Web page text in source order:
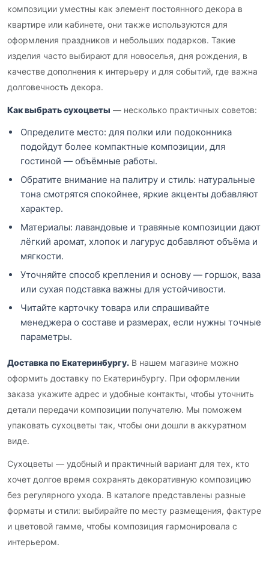
композиции уместны как элемент постоянного декора в
квартире или кабинете, они также используются для
оформления праздников и небольших подарков. Такие
изделия часто выбирают для новоселья, дня рождения, в
качестве дополнения к интерьеру и для событий, где важна
долговечность декора.
Как выбрать сухоцветы — несколько практичных советов:
Определите место: для полки или подоконника
подойдут более компактные композиции, для
гостиной — объёмные работы.
Обратите внимание на палитру и стиль: натуральные
тона смотрятся спокойнее, яркие акценты добавляют
характер.
Материалы: лавандовые и травяные композиции дают
лёгкий аромат, хлопок и лагурус добавляют объёма и
мягкости.
Уточняйте способ крепления и основу — горшок, ваза
или сухая подставка важны для устойчивости.
Читайте карточку товара или спрашивайте
менеджера о составе и размерах, если нужны точные
параметры.
Доставка по Екатеринбургу. В нашем магазине можно
оформить доставку по Екатеринбургу. При оформлении
заказа укажите адрес и удобные контакты, чтобы уточнить
детали передачи композиции получателю. Мы поможем
упаковать сухоцветы так, чтобы они дошли в аккуратном
виде.
Сухоцветы — удобный и практичный вариант для тех, кто
хочет долгое время сохранять декоративную композицию
без регулярного ухода. В каталоге представлены разные
форматы и стили: выбирайте по месту размещения, фактуре
и цветовой гамме, чтобы композиция гармонировала с
интерьером.